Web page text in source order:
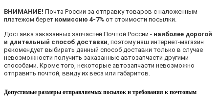
ВНИМАНИЕ! Почта России за отправку товаров с наложенным
платежом берет комиссию 4-7% от стоимости посылки.
Доставка заказанных запчастей Почтой России - наиболее дорогой
и длительный способ доставки , поэтому наш интернет-магазин
рекомендует выбирать данный способ доставки только в случае
невозможности получить заказанные автозапчасти другими
способами. Кроме того, некоторые автозапчасти невозможно
отправить почтой, ввиду их веса или габаритов.
Допустимые размеры отправляемых посылок и требования к почтовым